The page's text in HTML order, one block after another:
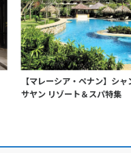
【マレーシア・ペナン】シ
サヤン リゾート＆スパ特集